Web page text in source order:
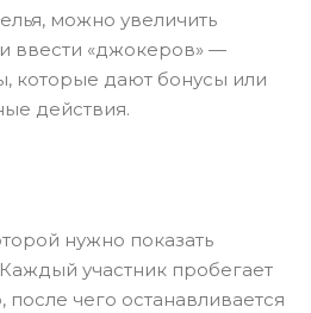
можно увеличить
ввести «джокеров» —
которые дают бонусы или
действия.
нужно показать
участник пробегает
чего останавливается